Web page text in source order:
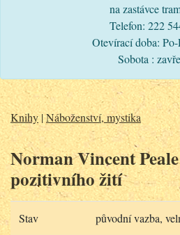
na zastávce
Telefon: 222
Otevírací doba:
Sobota :
Knihy|Náboženství, mystika
Norman Vincent
pozitivního žití
Stav původní vazba,